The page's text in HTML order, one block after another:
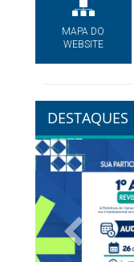
MAPA DO
WEBSITE
DESTAQUES